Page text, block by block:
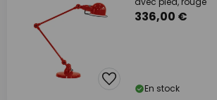
336,00 €
En stock